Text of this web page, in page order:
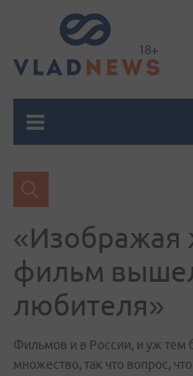
«Изображая
фильм
любителя»
Фильмов и в России, и уж тем
множество, так что вопрос,